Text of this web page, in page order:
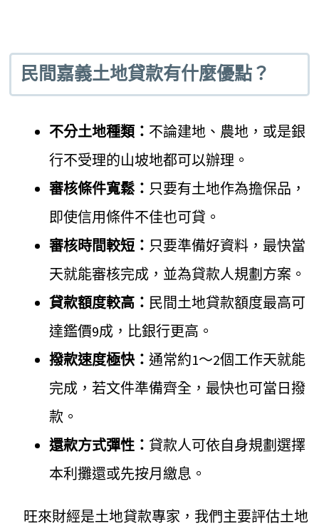
民間嘉義土地貸款有什麼優點？
不分土地種類： 不論建地、農地，或是銀
行不受理的山坡地都可以辦理。
審核條件寬鬆： 只要有土地作為擔保品，
即使信用條件不佳也可貸。
審核時間較短： 只要準備好資料，最快當
天就能審核完成，並為貸款人規劃方案。
貸款額度較高： 民間土地貸款額度最高可
達鑑價9成，比銀行更高。
撥款速度極快：通常約1～2個工作天就能
完成，若文件準備齊全，最快也可當日撥
款。
還款方式彈性： 貸款人可依自身規劃選擇
本利攤還或先按月繳息。
旺來財經是土地貸款專家，我們主要評估土地